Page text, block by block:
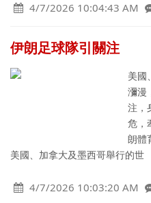
4/7/2026 10:04:43 AM
伊朗足球隊引關注
美國
瀰漫
注，
危，
朗體
美國、加拿大及墨西哥舉行的世
4/7/2026 10:03:20 AM